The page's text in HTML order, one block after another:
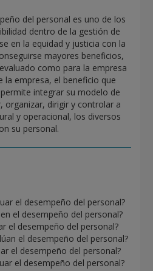
del personal es uno de los
dentro de la gestión de
en la equidad y justicia con la
mayores beneficios,
como para la empresa
la empresa, el beneficio que
integrar su modelo de
organizar, dirigir y controlar a
y operacional, los diversos
su personal.
el desempeño del personal?
el desempeño del personal?
el desempeño del personal?
el desempeño del personal?
el desempeño del personal?
el desempeño del personal?